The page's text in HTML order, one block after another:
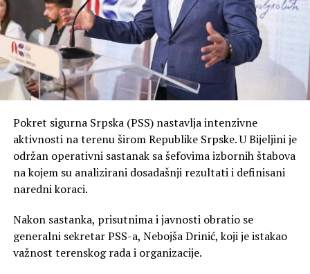
Pokret sigurna Srpska (PSS) nastavlja intenzivne
aktivnosti na terenu širom Republike Srpske. U Bijeljini je
održan operativni sastanak sa šefovima izbornih štabova
na kojem su analizirani dosadašnji rezultati i definisani
naredni koraci.
Nakon sastanka, prisutnima i javnosti obratio se
generalni sekretar PSS-a, Nebojša Drinić, koji je istakao
važnost terenskog rada i organizacije.